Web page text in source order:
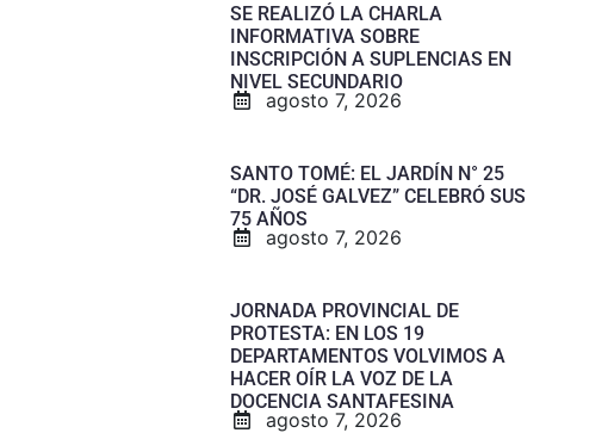
SE REALIZÓ LA CHARLA
INFORMATIVA SOBRE
INSCRIPCIÓN A SUPLENCIAS EN
NIVEL SECUNDARIO
agosto 7, 2026
SANTO TOMÉ: EL JARDÍN N° 25
“DR. JOSÉ GALVEZ” CELEBRÓ SUS
75 AÑOS
agosto 7, 2026
JORNADA PROVINCIAL DE
PROTESTA: EN LOS 19
DEPARTAMENTOS VOLVIMOS A
HACER OÍR LA VOZ DE LA
DOCENCIA SANTAFESINA
agosto 7, 2026